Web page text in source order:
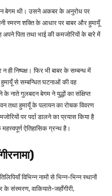
बेगम थी। उसने अकबर के अनुरोध पर
स्मरण शक्ति के आधार पर बाबर और हुमायूँ
पिता तथा भाई की कमजोरियों के बारे में
ही निष्पक्ष। फिर भी बाबर के सम्बन्ध में
से सम्बन्धित घटनाओं की वह
के नाते गुलबदन बेगम ने युद्धों का संक्षिप्त
तथा हुमायूँ के पलायन का रोचक विवरण
पर पर्दा डालने का प्रयास किया है
ऐतिहासिक ग्रन्थ है।
विभिन्न नामों से भिन्न-भिन्न स्थानों
के संस्मरण, वाकियाते-जहाँगीरी,